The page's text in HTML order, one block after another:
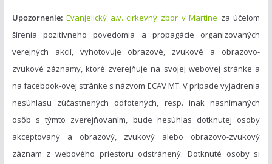
Upozornenie: Evanjelický a.v. cirkevný zbor v Martine za účelom
šírenia pozitívneho povedomia a propagácie organizovaných
verejných akcií, vyhotovuje obrazové, zvukové a obrazovo-
zvukové záznamy, ktoré zverejňuje na svojej webovej stránke a
na facebook-ovej stránke s názvom ECAV MT. V prípade vyjadrenia
nesúhlasu zúčastnených odfotených, resp. inak nasnímaných
osôb s týmto zverejňovaním, bude nesúhlas dotknutej osoby
akceptovaný a obrazový, zvukový alebo obrazovo-zvukový
záznam z webového priestoru odstránený. Dotknuté osoby si